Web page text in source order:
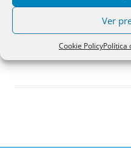
Ver
Cookie PolicyPolítica
Acceder
Registro
¿Has olvidado tu